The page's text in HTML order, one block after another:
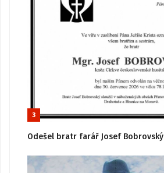
3
Odešel bratr farář Josef Bobrovský